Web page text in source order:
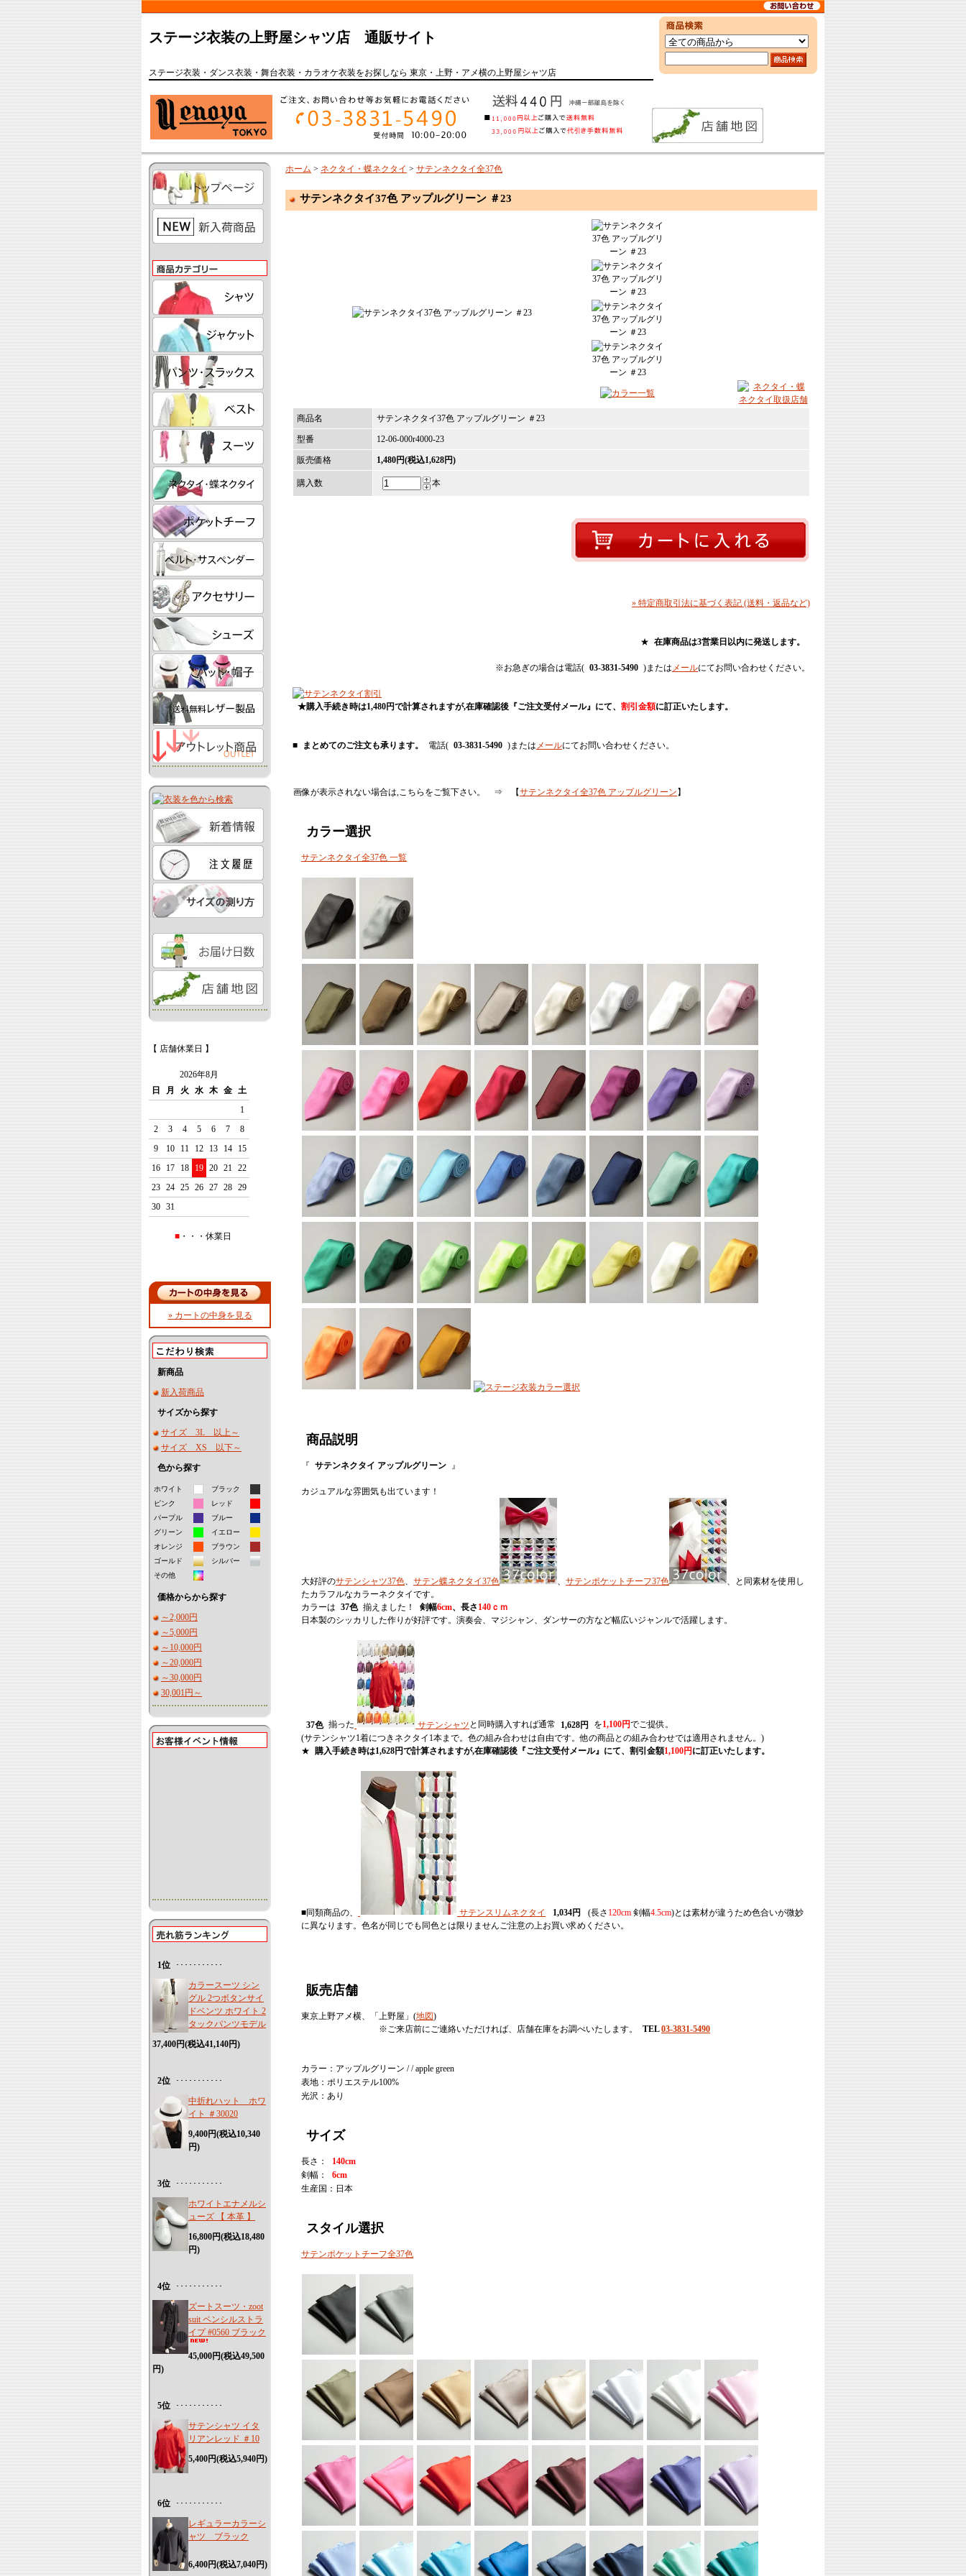
ステージ衣装の上野屋シャツ店 通販サイト
ステージ衣装・ダンス衣装・舞台衣装・カラオケ衣装をお探しなら 東京・上野・アメ横の上野屋シャツ店
ホーム > ネクタイ・蝶ネクタイ > サテンネクタイ全37色
サテンネクタイ37色 アップルグリーン ＃23
商品名 サテンネクタイ37色 アップルグリーン ＃23
型番 12-06-000r4000-23
販売価格 1,480円(税込1,628円)
購入数 本
» 特定商取引法に基づく表記 (送料・返品など)
★ 在庫商品は3営業日以内に発送します。
※お急ぎの場合は電話( 03-3831-5490 )または メールにてお問い合わせください。
★購入手続き時は1,480円で計算されますが,在庫確認後『ご注文受付メール』にて、 割引金額に訂正いたします。
■ まとめてのご注文も承ります。 電話( 03-3831-5490 )または メールにてお問い合わせください。
画像が表示されない場合は,こちらをご覧下さい。 ⇒ 【サテンネクタイ全37色 アップルグリーン 】
カラー選択
サテンネクタイ全37色 一覧
商品説明
『 サテンネクタイ アップルグリーン 』
カジュアルな雰囲気も出ています！
大好評のサテンシャツ37色、 サテン蝶ネクタイ37色 、 サテンポケットチーフ37色
、と同素材を使用し
たカラフルなカラーネクタイです。
カラーは 37色 揃えました！ 剣幅6cm、長さ 140ｃｍ
日本製のシッカリした作りが好評です。演奏会、マジシャン、ダンサーの方など幅広いジャンルで活躍します。
37色 揃った サテンシャツ と同時購入すれば通常 1,628円 を1,100円でご提供。
(サテンシャツ1着につきネクタイ1本まで。色の組み合わせは自由です。他の商品との組み合わせでは適用されません。)
★
購入手続き時は1,628円で計算されますが,在庫確認後『ご注文受付メール』にて、割引金額1,100円に訂正いたします。
■同類商品の、 サテンスリムネクタイ 1,034円 (長さ 120cm 剣幅4.5cm)とは素材が違うため色合いが微妙
に異なります。色名が同じでも同色とは限りませんご注意の上お買い求めください。
販売店舗
東京上野アメ横、「上野屋」(地図)
※ご来店前にご連絡いただければ、店舗在庫をお調べいたします。
TEL03-3831-5490
カラー：アップルグリーン / / apple green
表地：ポリエステル100%
光沢：あり
サイズ
長さ：
140cm
剣幅：
6cm
生産国：日本
スタイル選択
サテンポケットチーフ全37色
【 店舗休業日 】
2026年8月
日
月 火 水 木 金 土
1
2
3 4 5 6 7
8
9
10 11 12 13 14
15
16
17 18 19 20 21 22
23 24 25 26 27 28 29
30 31
■ ・・・休業日
» カートの中身を見る
新商品
新入荷商品
サイズから探す
サイズ 3L 以上～
サイズ XS 以下～
色から探す
ホワイト
ブラック
ピンク
レッド
パープル
ブルー
グリーン
イエロー
オレンジ
ブラウン
ゴールド
シルバー
その他
価格からから探す
～2,000円
～5,000円
～10,000円
～20,000円
～30,000円
30,001円～
1位
･･･････････
カラースーツ シン
グル 2つボタンサイ
ドベンツ ホワイト 2
タックパンツモデル
37,400円(税込41,140円)
2位
･･･････････
中折れハット ホワ
イト ＃30020
9,400円(税込10,340
円)
3位
･･･････････
ホワイトエナメルシ
ューズ 【 本革 】
16,800円(税込18,480
円)
4位
･･･････････
ズートスーツ・zoot
suit ペンシルストラ
イプ #0560 ブラック
45,000円(税込49,500
円)
5位
･･･････････
サテンシャツ イタ
リアンレッド ＃10
5,400円(税込5,940円)
6位
･･･････････
レギュラーカラーシ
ャツ ブラック
6,400円(税込7,040円)